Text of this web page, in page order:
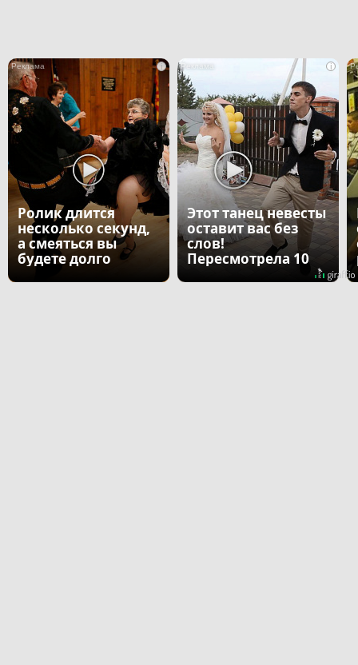
i
Ролик длится
несколько секунд,
а смеяться вы
будете долго
i
Этот танец невесты
оставит вас без
слов!
Пересмотрела 10